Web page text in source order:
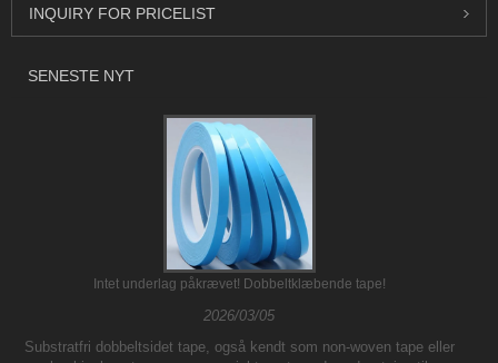
INQUIRY FOR PRICELIST
SENESTE NYT
Intet underlag påkrævet! Dobbeltklæbende tape!
2026/03/05
Substratfri dobbeltsidet tape, også kendt som non-woven tape eller